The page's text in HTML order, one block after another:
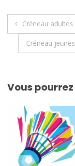
Créneau
Créneau
Vous